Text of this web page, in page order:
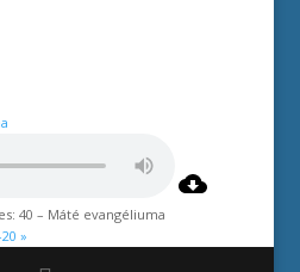
40 – Máté evangéliuma
»